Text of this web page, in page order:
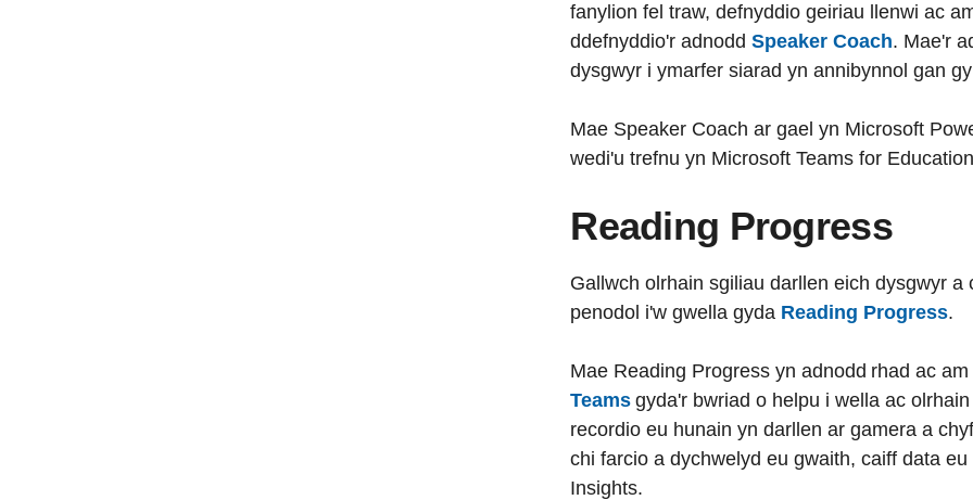
fanylion fel traw, defnyddio geiriau llenwi ac
ddefnyddio'r adnoddSpeaker Coach. Mae'r
dysgwyr i ymarfer siarad yn annibynnol gan
Mae Speaker Coach ar gael yn Microsoft
wedi'u trefnu yn Microsoft Teams for
Reading Progress
Gallwch olrhain sgiliau darllen eich dysgwyr a
penodol i'w gwella gyda Reading Progress.
Mae Reading Progress yn adnodd rhad ac
Teams gyda'r bwriad o helpu i wella ac
recordio eu hunain yn darllen ar gamera a
chi farcio a dychwelyd eu gwaith, caiff data
Insights.